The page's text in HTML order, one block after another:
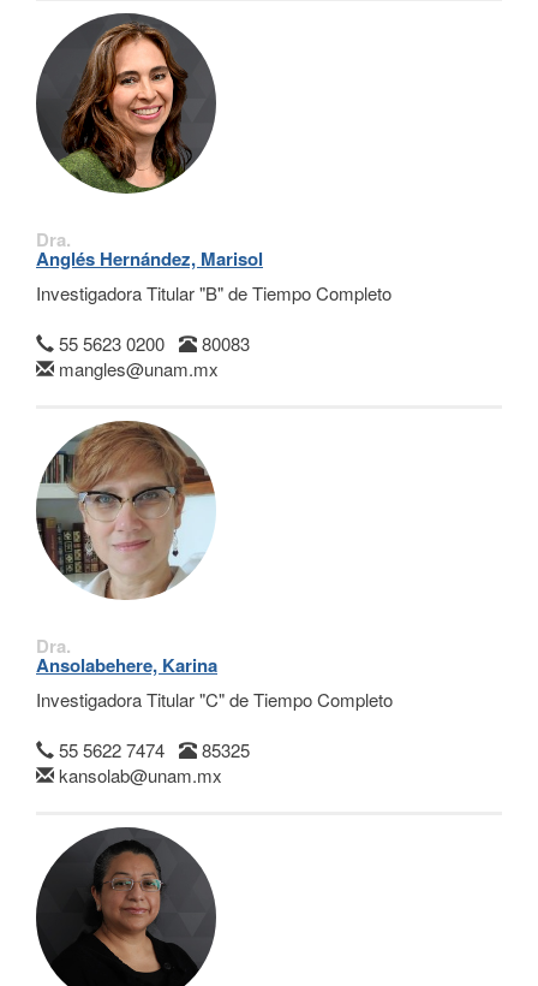
Dra.
Anglés Hernández, Marisol
Investigadora Titular "B" de Tiempo Completo
55 5623 0200
80083
mangles@unam.mx
Dra.
Ansolabehere, Karina
Investigadora Titular "C" de Tiempo Completo
55 5622 7474
85325
kansolab@unam.mx